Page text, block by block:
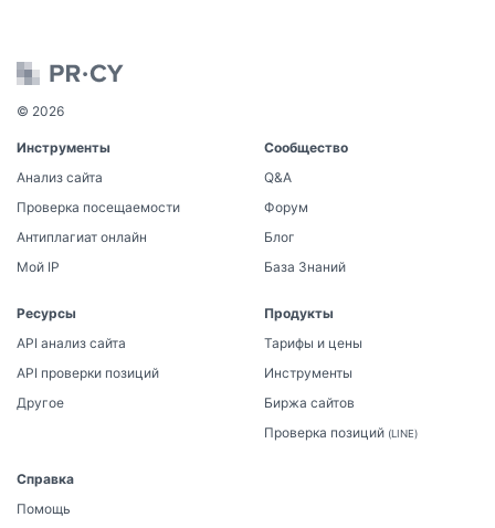
© 2026
Инструменты
Анализ сайта
Проверка посещаемости
Антиплагиат онлайн
Мой IP
Сообщество
Q&A
Форум
Блог
База Знаний
Ресурсы
API анализ сайта
API проверки позиций
Другое
Продукты
Тарифы и цены
Инструменты
Биржа сайтов
Проверка позиций (LINE)
Справка
Помощь